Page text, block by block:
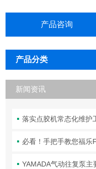
产品咨询
产品分类
新闻资讯
必看！手把手教您福乐
YAMADA气动往复泵